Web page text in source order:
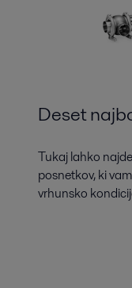
Deset
Tukaj lahko
posnetkov, ki
vrhunsko